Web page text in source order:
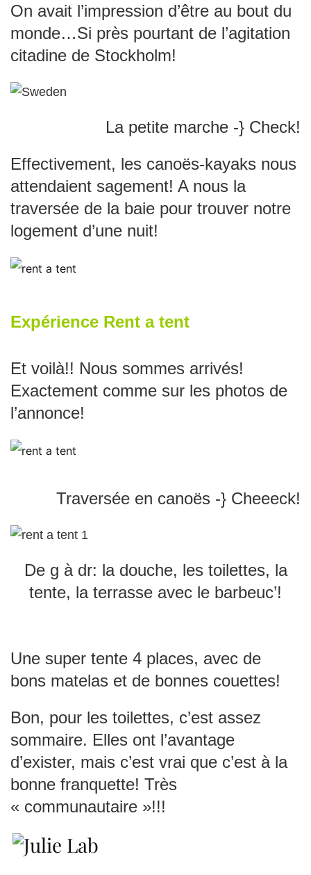
On avait l’impression d’être au bout du
monde…Si près pourtant de l’agitation
citadine de Stockholm!
La petite marche -} Check!
Effectivement, les canoës-kayaks nous
attendaient sagement! A nous la
traversée de la baie pour trouver notre
logement d’une nuit!
Expérience Rent a tent
Et voilà!! Nous sommes arrivés!
Exactement comme sur les photos de
l’annonce!
Traversée en canoës -} Cheeeck!
De g à dr: la douche, les toilettes, la
tente, la terrasse avec le barbeuc’!
Une super tente 4 places, avec de
bons matelas et de bonnes couettes!
Bon, pour les toilettes, c’est assez
sommaire. Elles ont l’avantage
d’exister, mais c’est vrai que c’est à la
bonne franquette! Très
« communautaire »!!!